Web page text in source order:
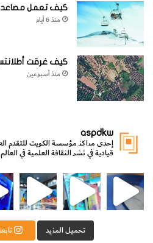
كيف تعمل مصاعد
منذ 6 أيام
كيف غرقت
منذ أسبوعين
aspdkw
إحدى مراكز مؤسسة الكويت للتقدم
قيادية في نشر الثقافة العلمية في
لشؤون الش
من الأعماق نكتشف ومن الكتب نتعلّم
⁨ ⁨ نتشرف بدعوتكم لزيارة جناح التقدم العلمي للنشر رجعنا! ما كنّا
تحميل المزيد